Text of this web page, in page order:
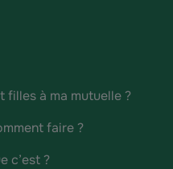
filles à ma mutuelle ?
faire ?
c’est ?